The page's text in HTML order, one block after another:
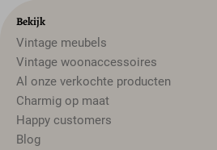
Bekijk
Vintage meubels
Vintage woonaccessoires
Al onze verkochte producten
Charmig op maat
Happy customers
Blog